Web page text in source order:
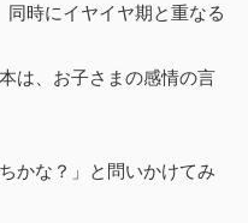
時にイヤイヤ期と重なる
は、お子さまの感情の言
かな？」と問いかけてみ